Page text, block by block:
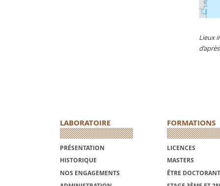
Lieux
LABORATOIRE
PRÉSENTATION
HISTORIQUE
NOS ENGAGEMENTS
FORMATIONS
LICENCES
MASTERS
ÊTRE